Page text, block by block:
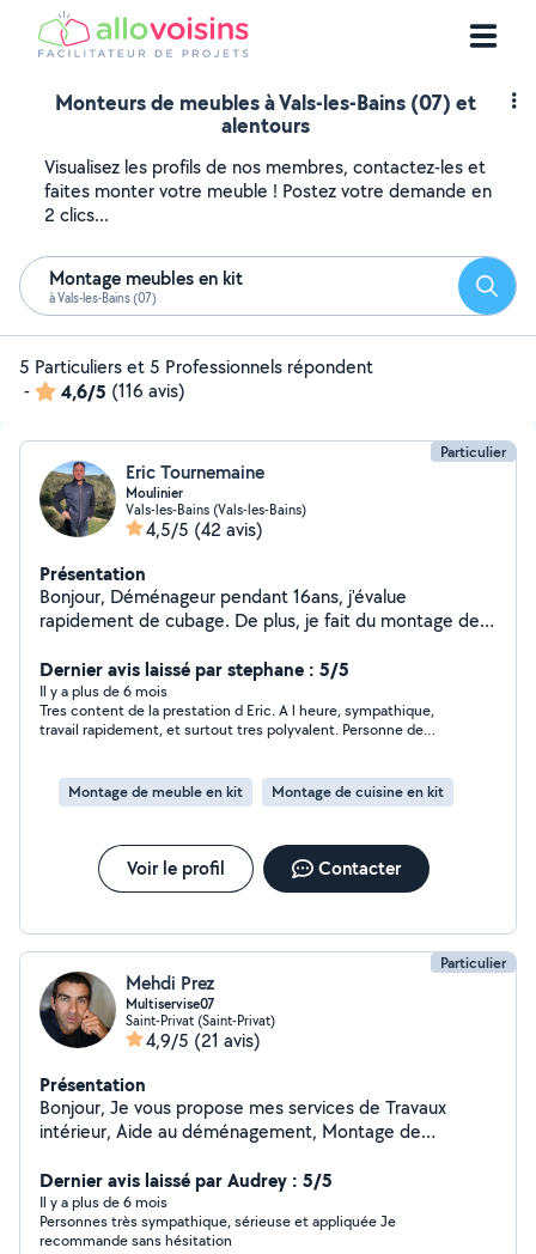
Monteurs de meubles à Vals-les-Bains (07) et
alentours
Visualisez les profils de nos membres, contactez-les et
faites monter votre meuble ! Postez votre demande en
2 clics...
Montage meubles en kit
à Vals-les-Bains (07)
5 Particuliers et 5 Professionnels répondent
-
4,6/5 (116 avis)
Particulier
Eric Tournemaine
Moulinier
Vals-les-Bains (Vals-les-Bains)
4,5/5 (42 avis)
Présentation
Bonjour, Déménageur pendant 16ans, j'évalue
rapidement de cubage. De plus, je fait du montage de
peinture, de la tapisserie, nettoyage extérieur,
préparation et entretien du jardin, sérieux et attentif à
toutes les demandes.
Dernier avis laissé par stephane : 5/5
Il y a plus de 6 mois
Tres content de la prestation d Eric. A l heure, sympathique,
travail rapidement, et surtout tres polyvalent. Personne de
Montage de meuble en kit
Montage de cuisine en kit
Voir le profil Contacter
Particulier
Mehdi Prez
Multiservise07
Saint-Privat (Saint-Privat)
4,9/5 (21 avis)
Présentation
Bonjour, Je vous propose mes services de Travaux
intérieur, Aide au déménagement, Montage de
luminère, Dépose et pose de vmc, plomberie, petite
électricité... électroménagers, ect... ect... Travaux
extérieurs... Tonte débroussaillage, taille, et toute
Dernier avis laissé par Audrey : 5/5
Il y a plus de 6 mois
Personnes très sympathique, sérieuse et appliquée Je
recommande sans hésitation